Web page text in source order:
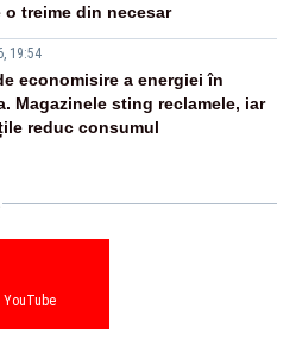
o treime din necesar
19:54
economisire a energiei în
Magazinele sting reclamele, iar
reduc consumul
YouTube